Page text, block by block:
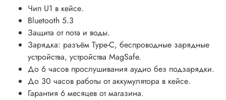
Чип U1 в кейсе.
Bluetooth 5.3
Защита от пота и воды.
Зарядка: разъём Type-C, беспроводные зарядные
устройства, устройства MagSafe.
До 6 часов прослушивания аудио без подзарядки.
До 30 часов работы от аккумулятора в кейсе.
Гарантия 6 месяцев от магазина.